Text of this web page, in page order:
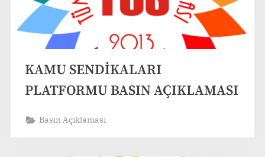
KAMU SENDİKALARI
PLATFORMU BASIN AÇIKLAMASI
Basın Açıklaması